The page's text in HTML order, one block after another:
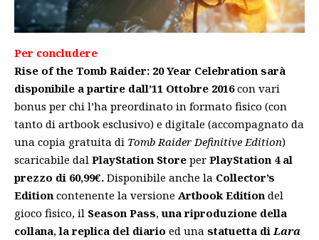
Per concludere
Rise of the Tomb Raider: 20 Year Celebration sarà
disponibile a partire dall’11 Ottobre 2016con vari
bonus per chi l’ha preordinato in formato fisico (con
tanto di artbook esclusivo) e digitale (accompagnato da
una copia gratuita di Tomb Raider Definitive Edition)
scaricabile dal PlayStation Store per PlayStation 4 al
prezzo di 60,99€. Disponibile anche la Collector’s
Edition contenente la versione Artbook Edition del
gioco fisico, il Season Pass, una riproduzione della
collana,la replica del diario ed una statuetta di Lara